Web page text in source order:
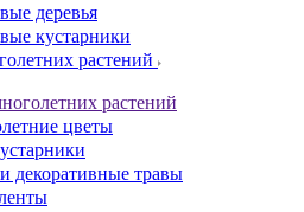
деревья
кустарники
растений
растений
цветы
декоративные травы